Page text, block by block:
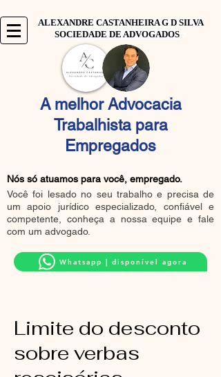
ALEXANDRE CASTANHEIRA G D SILVA
SOCIEDADE DE ADVOGADOS
A melhor Advocacia
Trabalhista para
Empregados
Nós só atuamos para você, empregado.
Você foi lesado no seu trabalho e precisa de
um apoio jurídico especializado, confiável e
competente, conheça a nossa equipe e fale
com um advogado.
Whatsapp | disponível agora
Limite do desconto
sobre verbas